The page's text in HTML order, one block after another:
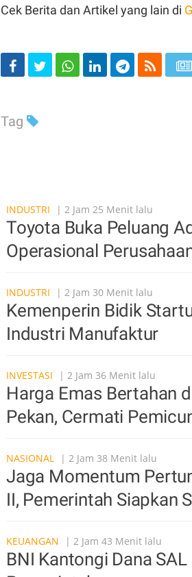
Cek Berita dan Artikel yang lain di
Tag
INDUSTRI
| 2 Jam 25 Menit lalu
Toyota Buka Peluang
Operasional
INDUSTRI | 2 Jam 30 Menit lalu
Kemenperin Bidik
Industri Manufaktur
INVESTASI | 2 Jam 36 Menit lalu
Harga Emas Bertahan
Pekan, Cermati
NASIONAL | 2 Jam 38 Menit lalu
Jaga Momentum
II, Pemerintah Siapkan
KEUANGAN | 2 Jam 43 Menit lalu
BNI Kantongi Dana